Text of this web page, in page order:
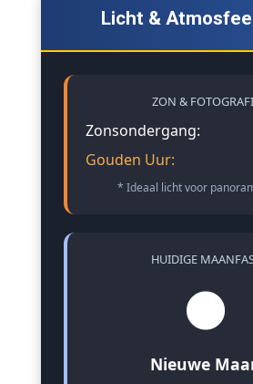
Licht &
ZON &
Zonsondergang:
Gouden Uur:
* Ideaal licht voor
HUIDIGE
🌑
Nieuwe